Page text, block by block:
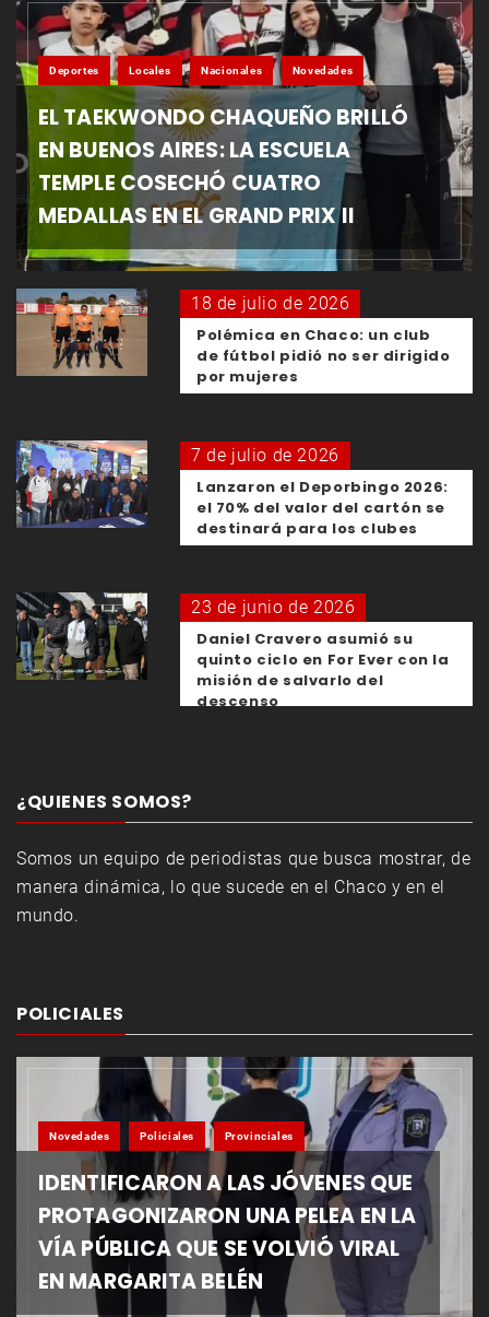
Deportes Locales Nacionales Novedades
EL TAEKWONDO CHAQUEÑO BRILLÓ
EN BUENOS AIRES: LA ESCUELA
TEMPLE COSECHÓ CUATRO
MEDALLAS EN EL GRAND PRIX II
18 de julio de 2026
Polémica en Chaco: un club
de fútbol pidió no ser dirigido
por mujeres
7 de julio de 2026
Lanzaron el Deporbingo 2026:
el 70% del valor del cartón se
destinará para los clubes
23 de junio de 2026
Daniel Cravero asumió su
quinto ciclo en For Ever con la
misión de salvarlo del
descenso
¿QUIENES SOMOS?
Somos un equipo de periodistas que busca mostrar, de
manera dinámica, lo que sucede en el Chaco y en el
mundo.
POLICIALES
Novedades Policiales Provinciales
IDENTIFICARON A LAS JÓVENES QUE
PROTAGONIZARON UNA PELEA EN LA
VÍA PÚBLICA QUE SE VOLVIÓ VIRAL
EN MARGARITA BELÉN